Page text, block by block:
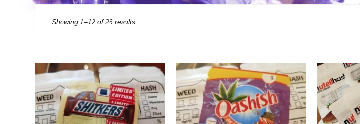
Showing 1–12 of 26 results